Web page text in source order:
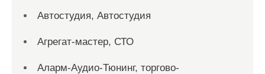
Автостудия, Автостудия
Агрегат-мастер, СТО
Аларм-Аудио-Тюнинг, торгово-